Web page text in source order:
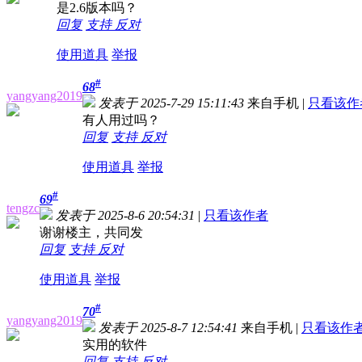
是2.6版本吗？
回复 支持 反对
使用道具 举报
yangyang2019
68#
发表于 2025-7-29 15:11:43 来自手机 | 只看该
有人用过吗？
回复 支持 反对
使用道具 举报
tengzc
69#
发表于 2025-8-6 20:54:31 | 只看该作者
谢谢楼主，共同发
回复 支持 反对
使用道具 举报
yangyang2019
70#
发表于 2025-8-7 12:54:41 来自手机 | 只看该作
实用的软件